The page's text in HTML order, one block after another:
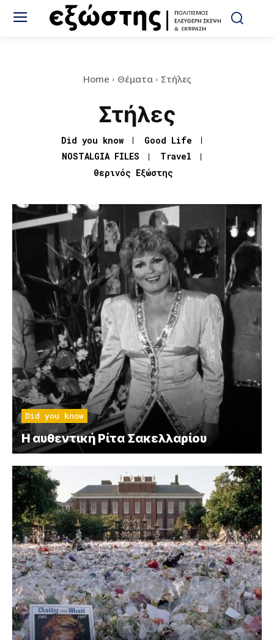
Home Θέματα Στήλες
Στήλες
Did you know
Good Life
NOSTALGIA FILES
Travel
Θερινός Εξώστης
Did you know
Η αυθεντική Ρίτα Σακελλαρίου